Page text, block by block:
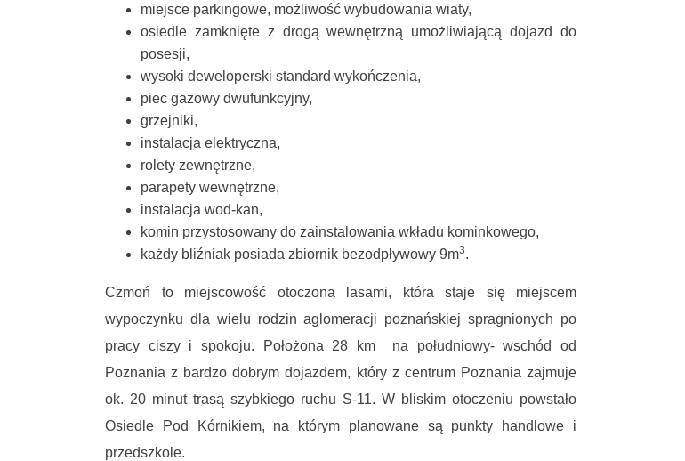
miejsce parkingowe, możliwość wybudowania wiaty,
osiedle zamknięte z drogą wewnętrzną umożliwiającą dojazd do
posesji,
wysoki deweloperski standard wykończenia,
piec gazowy dwufunkcyjny,
grzejniki,
instalacja elektryczna,
rolety zewnętrzne,
parapety wewnętrzne,
instalacja wod-kan,
komin przystosowany do zainstalowania wkładu kominkowego,
każdy bliźniak posiada zbiornik bezodpływowy 9m3.
Czmoń to miejscowość otoczona lasami, która staje się miejscem
wypoczynku dla wielu rodzin aglomeracji poznańskiej spragnionych po
pracy ciszy i spokoju. Położona 28 km na południowy- wschód od
Poznania z bardzo dobrym dojazdem, który z centrum Poznania zajmuje
ok. 20 minut trasą szybkiego ruchu S-11. W bliskim otoczeniu powstało
Osiedle Pod Kórnikiem, na którym planowane są punkty handlowe i
przedszkole.